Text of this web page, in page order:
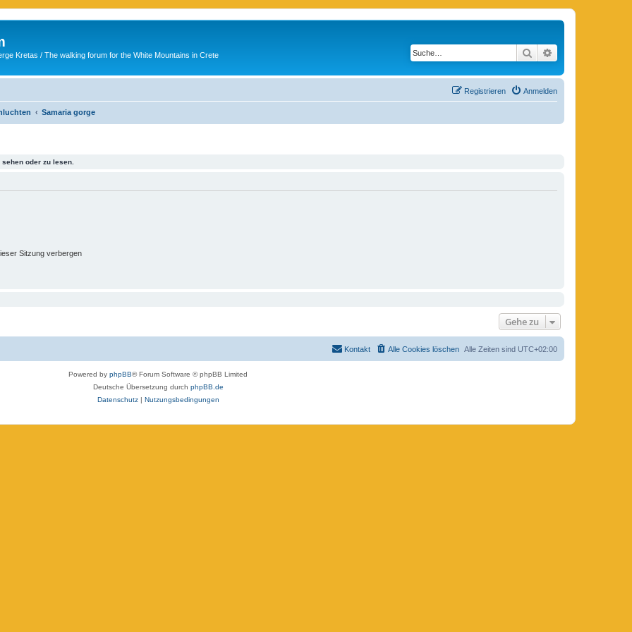
Kretas / The walking forum for the White Mountains in Crete Suche
Anmelden
Registrieren
Samaria gorge
oder zu lesen.
Sitzung verbergen
Gehe zu
Alle Zeiten sind UTC+02:00
Alle Cookies löschen
Kontakt
Powered by phpBB® Forum Software © phpBB Limited
Deutsche Übersetzung durch phpBB.de
Datenschutz| Nutzungsbedingungen